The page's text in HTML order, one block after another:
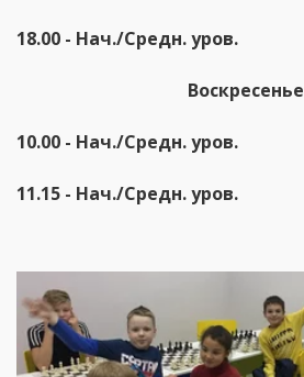
18.00 - Нач./Cредн. уров.
Воскресенье
10.00 - Нач./Cредн. уров.
11.15 - Нач./Cредн. уров.